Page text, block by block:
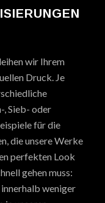
wir Ihrem
Druck. Je
, Sieb- oder
für die
die unsere Werke
perfekten Look
gehen muss:
weniger